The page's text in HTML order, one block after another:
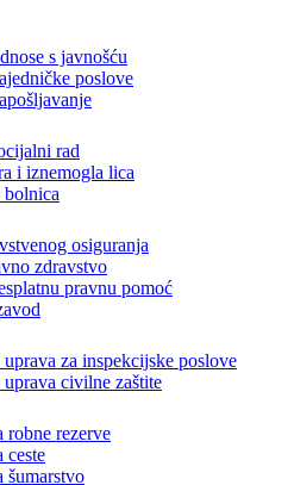
s javnošću
poslove
rad
i iznemogla lica
bolnica
osiguranja
zdravstvo
pravnu pomoć
za inspekcijske poslove
civilne zaštite